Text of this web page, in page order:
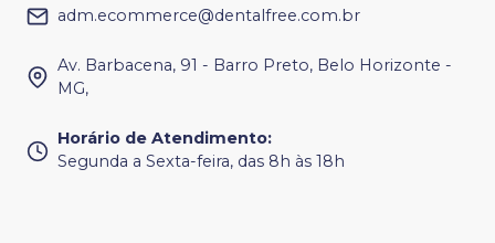
adm.ecommerce@dentalfree.com.br
Av. Barbacena, 91 - Barro Preto, Belo Horizonte -
MG,
Horário de Atendimento:
Segunda a Sexta-feira, das 8h às 18h